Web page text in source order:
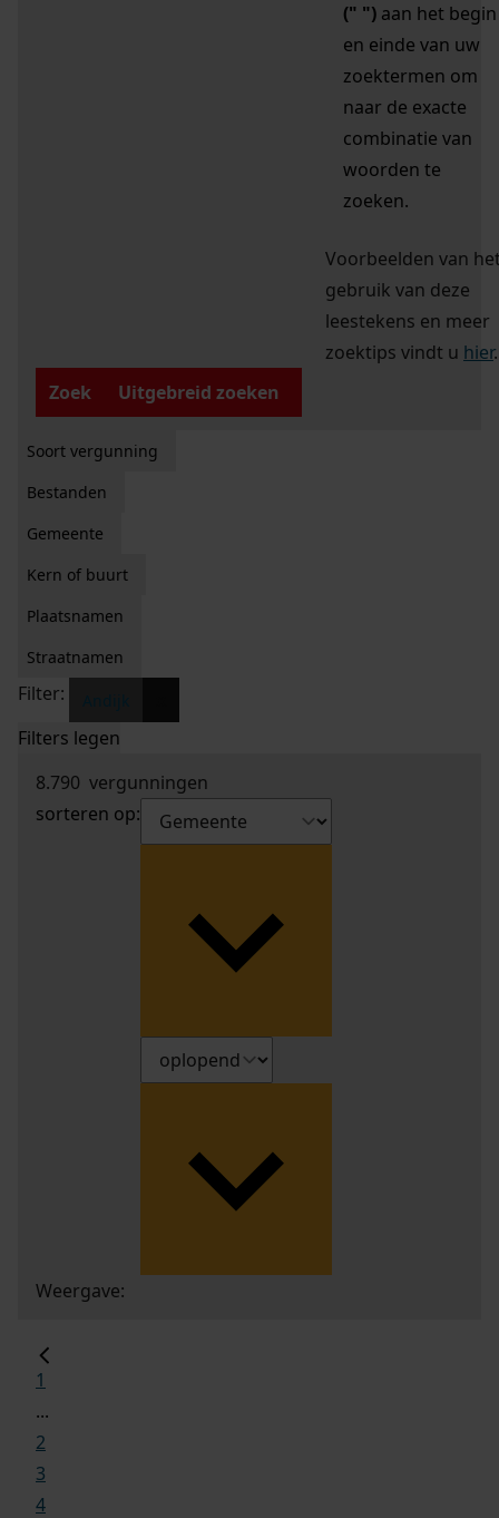
(" ") aan het begin
en einde van uw
zoektermen om
naar de exacte
combinatie van
woorden te
zoeken.
Voorbeelden van
gebruik van deze
leestekens en meer
zoektips vindt u hier.
Zoek
Uitgebreid zoeken
Soort vergunning
Bestanden
Gemeente
Kern of buurt
Plaatsnamen
Straatnamen
Filter:
Filters legen
8.790 vergunningen
sorteren op:
Weergave:
1
...
2
3
4